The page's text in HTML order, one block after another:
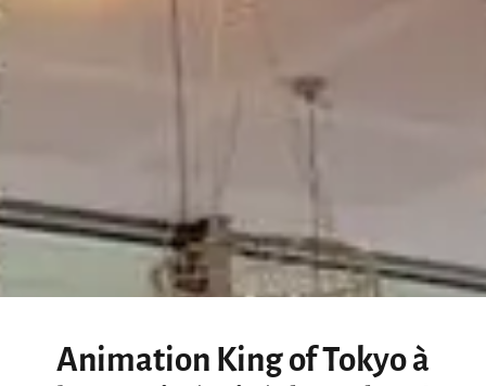
Animation King of Tokyo à